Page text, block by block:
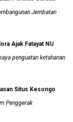
Jembatan
Ajak Fatayat NU
penguatan ketahanan
Situs Kesongo
Penggerak